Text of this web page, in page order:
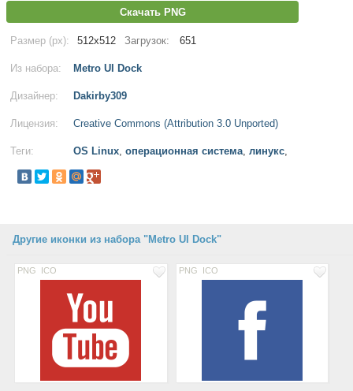
Скачать PNG
Размер (px): 512x512 Загрузок: 651
Из набора: Metro UI Dock
Дизайнер: Dakirby309
Лицензия: Creative Commons (Attribution 3.0 Unported)
Теги: OS Linux, операционная система, линукс,
Другие иконки из набора "Metro UI Dock"
PNG ICO PNG ICO